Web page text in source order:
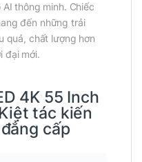
thông minh. Chiếc
đến những trải
quả, chất lượng hơn
đại mới.
4K 55 Inch
tác kiến
cấp